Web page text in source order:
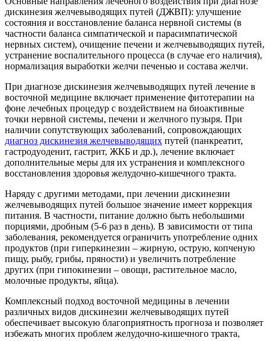
дискинезия желчевыводящих путей (ДЖВП): улучшение
состояния и восстановление баланса нервной системы (в
частности баланса симпатической и парасимпатической
нервных систем), очищение печени и желчевыводящих путей,
устранение воспалительного процесса (в случае его наличия),
нормализация выработки желчи печенью и состава желчи.
При диагнозе дискинезия желчевыводящих путей лечение в
восточной медицине включает применение фитотерапии на
фоне лечебных процедур с воздействием на биоактивные
точки нервной системы, печени и желчного пузыря. При
наличии сопутствующих заболеваний, сопровождающих
диагноз дискинезия желчевыводящих путей (панкреатит,
гастродуоденит, гастрит, ЖКБ и др.), лечение включает
дополнительные меры для их устранения и комплексного
восстановления здоровья желудочно-кишечного тракта.
Наряду с другими методами, при лечении дискинезии
желчевыводящих путей большое значение имеет коррекция
питания. В частности, питание должно быть небольшими
порциями, дробным (5-6 раз в день). В зависимости от типа
заболевания, рекомендуется ограничить употребление одних
продуктов (при гиперкинезии – жирную, острую, копченую
пищу, рыбу, грибы, пряности) и увеличить потребление
других (при гипокинезии – овощи, растительное масло,
молочные продукты, яйца).
Комплексный подход восточной медицины в лечении
различных видов дискинезии желчевыводящих путей
обеспечивает высокую благоприятность прогноза и позволяет
избежать многих проблем желудочно-кишечного тракта,